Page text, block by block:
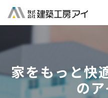
家をもっと快
の